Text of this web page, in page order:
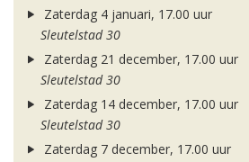
Zaterdag 4 januari, 17.00 uur
Sleutelstad 30
Zaterdag 21 december, 17.00 uur
Sleutelstad 30
Zaterdag 14 december, 17.00 uur
Sleutelstad 30
Zaterdag 7 december, 17.00 uur